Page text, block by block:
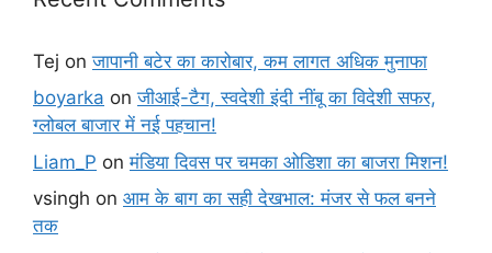
Tej onजापानी बटेर का कारोबार, कम लागत अधिक मुनाफा
boyarka onजीआई-टैग, स्वदेशी इंदी नींबू का विदेशी सफर,
ग्लोबल बाजार में नई पहचान!
Liam_P onमंडिया दिवस पर चमका ओडिशा का बाजरा मिशन!
vsingh on आम के बाग का सही देखभाल: मंजर से फल बनने
तक